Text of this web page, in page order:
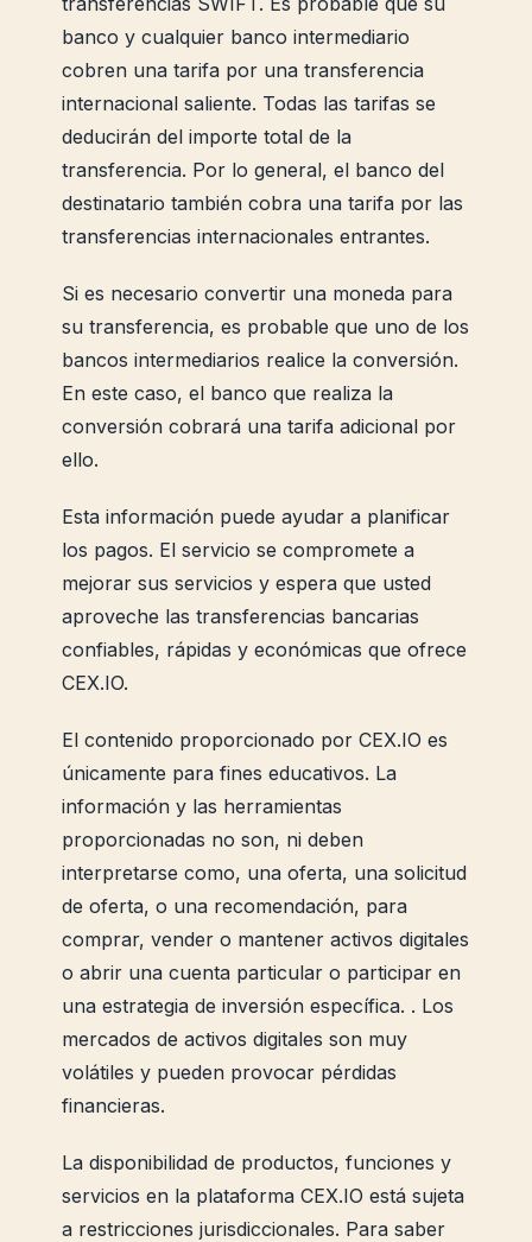
banco y cualquier banco intermediario
cobren una tarifa por una transferencia
internacional saliente. Todas las tarifas se
deducirán del importe total de la
transferencia. Por lo general, el banco del
destinatario también cobra una tarifa por las
transferencias internacionales entrantes.
Si es necesario convertir una moneda para
su transferencia, es probable que uno de los
bancos intermediarios realice la conversión.
En este caso, el banco que realiza la
conversión cobrará una tarifa adicional por
ello.
Esta información puede ayudar a planificar
los pagos. El servicio se compromete a
mejorar sus servicios y espera que usted
aproveche las transferencias bancarias
confiables, rápidas y económicas que ofrece
CEX.IO.
El contenido proporcionado por CEX.IO es
únicamente para fines educativos. La
información y las herramientas
proporcionadas no son, ni deben
interpretarse como, una oferta, una solicitud
de oferta, o una recomendación, para
comprar, vender o mantener activos digitales
o abrir una cuenta particular o participar en
una estrategia de inversión específica. . Los
mercados de activos digitales son muy
volátiles y pueden provocar pérdidas
financieras.
La disponibilidad de productos, funciones y
servicios en la plataforma CEX.IO está sujeta
a restricciones jurisdiccionales. Para saber